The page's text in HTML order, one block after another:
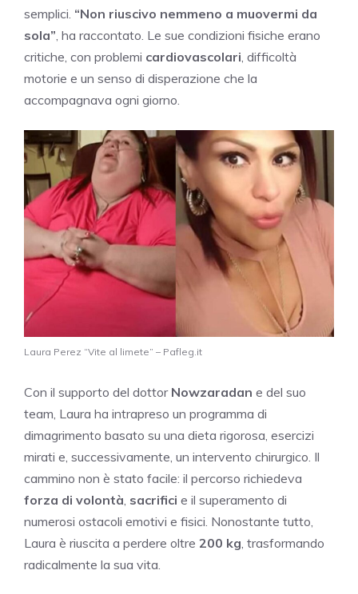
semplici. “Non riuscivo nemmeno a muovermi da
sola”, ha raccontato. Le sue condizioni fisiche erano
critiche, con problemi cardiovascolari, difficoltà
motorie e un senso di disperazione che la
accompagnava ogni giorno.
Laura Perez “Vite al limete” – Pafleg.it
Con il supporto del dottor Nowzaradan e del suo
team, Laura ha intrapreso un programma di
dimagrimento basato su una dieta rigorosa, esercizi
mirati e, successivamente, un intervento chirurgico. Il
cammino non è stato facile: il percorso richiedeva
forza di volontà sacrifici e il superamento di
numerosi ostacoli emotivi e fisici. Nonostante tutto,
Laura è riuscita a perdere oltre 200 kg , trasformando
radicalmente la sua vita.